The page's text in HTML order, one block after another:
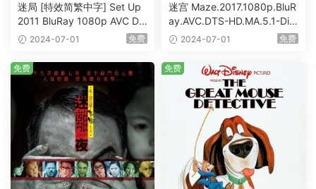
迷局 [特效简繁中字] Set Up
2011 BluRay 1080p AVC DT
S-HD MA5.1-shhaclm@CHD
2024-07-01 免费
迷宫 Maze.2017.1080p.BluR
ay.AVC.DTS-HD.MA.5.1-DiY
@HDHome [BDISO 19.7GB]
2024-07-01 免费
免费 免费